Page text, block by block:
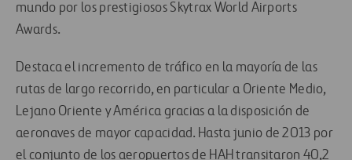
mundo por los prestigiosos Skytrax World Airports
Awards.
Destaca el incremento de tráfico en la mayoría de las
rutas de largo recorrido, en particular a Oriente Medio,
Lejano Oriente y América gracias a la disposición de
aeronaves de mayor capacidad. Hasta junio de 2013 por
el conjunto de los aeropuertos de HAH transitaron 40,2